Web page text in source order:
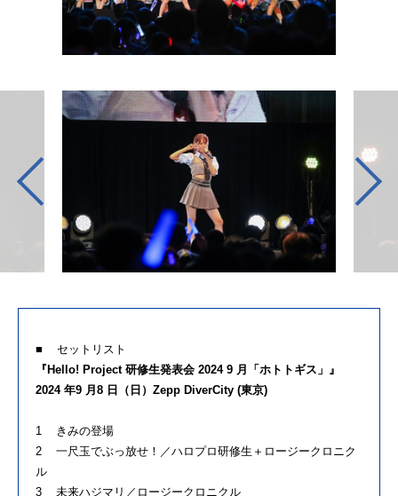
■ セットリスト
『Hello! Project 研修生発表会 2024 9 月「ホトトギス」』
2024 年9 月8 日（日）Zepp DiverCity (東京)
1 きみの登場
2 一尺玉でぶっ放せ！／ハロプロ研修生＋ロージークロニク
ル
3 未来ハジマリ／ロージークロニクル